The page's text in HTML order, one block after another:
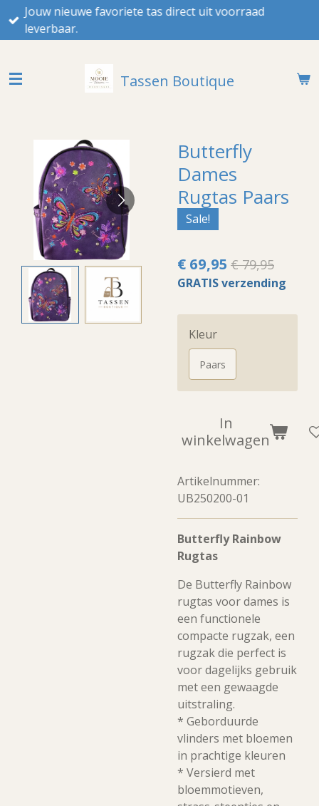
Ga
direct
hoofdinhoud
Jouw nieuwe favoriete tas direct uit voorraad
leverbaar.
Tassen Boutique
Butterfly
Dames
Rugtas Paars
Sale!
€ 69,95 € 79,95
GRATIS verzending
Kleur
Paars
In
winkelwagen
Artikelnummer:
UB250200-01
Butterfly Rainbow
Rugtas
De Butterfly Rainbow
rugtas voor dames is
een functionele
compacte rugzak, een
rugzak die perfect is
voor dagelijks gebruik
met een gewaagde
uitstraling.
* Geborduurde
vlinders met bloemen
in prachtige kleuren
* Versierd met
bloemmotieven,